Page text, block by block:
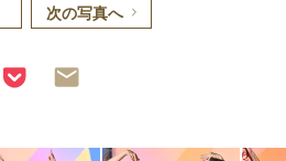
次の写真へ